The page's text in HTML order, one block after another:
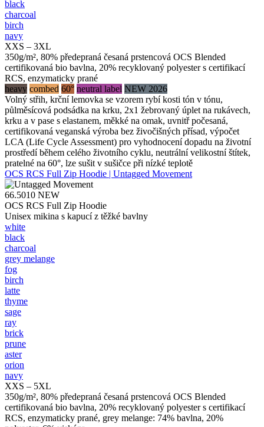
black
charcoal
birch
navy
XXS – 3XL
350g/m², 80% předepraná česaná prstencová OCS Blended
certifikovaná bio bavlna, 20% recyklovaný polyester s certifikací
RCS, enzymaticky prané
heavy combed 60° neutral label NEW 2026
Volný střih, krční lemovka se vzorem rybí kosti tón v tónu,
půlměsícová podsádka na krku, 2x1 žebrovaný úplet na rukávech,
krku a v pase s elastanem, měkké na omak, uvnitř počesaná,
certifikovaná veganská výroba bez živočišných přísad, výpočet
LCA (Life Cycle Assessment) pro vyhodnocení dopadu na životní
prostředí během celého životního cyklu, neutrální velikostní štítek,
pratelné na 60°, lze sušit v sušičce při nízké teplotě
OCS RCS Full Zip Hoodie | Untagged Movement
66.5010 NEW
OCS RCS Full Zip Hoodie
Unisex mikina s kapucí z těžké bavlny
white
black
charcoal
grey melange
fog
birch
latte
thyme
sage
ray
brick
prune
aster
orion
navy
XXS – 5XL
350g/m², 80% předepraná česaná prstencová OCS Blended
certifikovaná bio bavlna, 20% recyklovaný polyester s certifikací
RCS, enzymaticky prané, grey melange: 74% bavlna, 20%